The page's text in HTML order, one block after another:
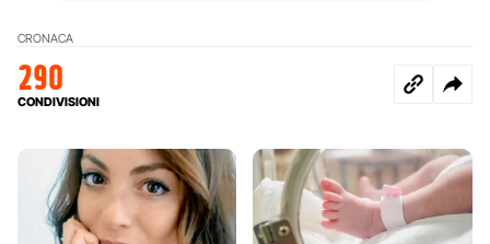
CRONACA
290
CONDIVISIONI